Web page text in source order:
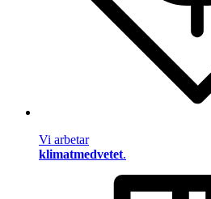
Vi arbetar
klimatmedvetet.